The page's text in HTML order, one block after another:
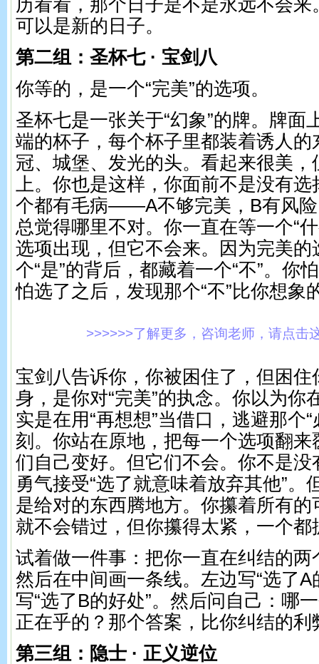
历看看，那个日子是不是永远不会
可以是新的日子。
第二组：圣杯七 · 宝剑八
你等的，是一个“完美”的选项。
圣杯七是一张关于“幻象”的牌。牌面
端的杯子，每个杯子里都装着诱人
冠、城堡、发光的头。看起来很美
上。你也是这样，你面前不是没有
个都有毛病——A不够完美，B有风
总觉得哪里不对。你一直在等一个“
选项出现，但它不会来。因为完美的
个“是”的背后，都藏着一个“不”。你
怕选了之后，发现那个“不”比你想象
>>>>>>了解更多，咨询老师，请点击
宝剑八告诉你，你被困住了，但困住
身，是你对“完美”的执念。你以为你
实是在用“再想想”当借口，逃避那个
刻。你站在原地，把每一个选项翻来
们自己变好。但它们不会。你不是没
勇气接受“选了就意味着放弃其他”。
是给对的东西腾地方。你攥着所有
就不会错过，但你攥得太紧，一个都
试着做一件事：把你一直在纠结的两
然后在中间画一条线。左边写“选了A
写“选了B的好处”。然后问自己：哪
正在乎的？那个答案，比你纠结的利
第三组：隐士 · 正义逆位